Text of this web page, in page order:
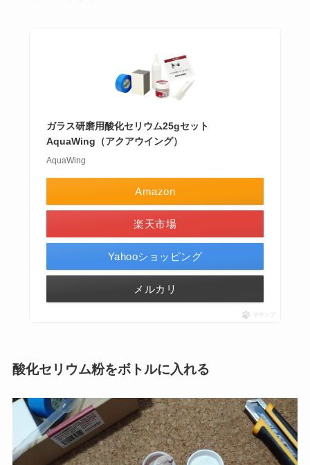
ガラス研磨用酸化セリウム25gセット
AquaWing（アクアウイング）
AquaWing
Amazon
楽天市場
Yahooショッピング
メルカリ
ポチップ
酸化セリウム粉をボトルに入れる